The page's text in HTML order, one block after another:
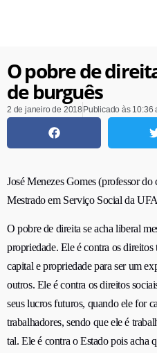
O pobre de
de burguês
2 de janeiro de 2018 Publicado às 10:36
José Menezes Gomes (professor do
Mestrado em Serviço Social da
O pobre de direita se acha liberal
propriedade. Ele é contra os direitos
capital e propriedade para ser um
outros. Ele é contra os direitos
seus lucros futuros, quando ele for
trabalhadores, sendo que ele é
tal. Ele é contra o Estado pois acha